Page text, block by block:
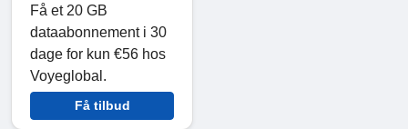
Få et 20 GB
dataabonnement i 30
dage for kun €56 hos
Voyeglobal.
Få tilbud